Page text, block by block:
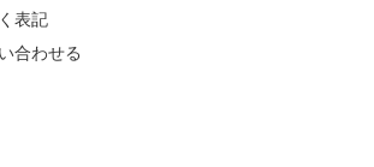
表記
合わせる